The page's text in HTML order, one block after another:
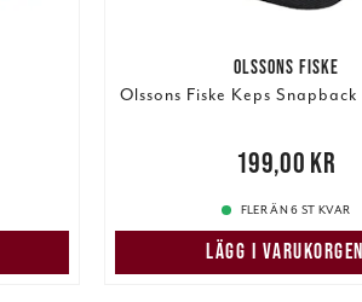
OLSSONS FISKE
Olssons Fiske Keps
199,00 kr199,00 kr
FLER ÄN 6 ST KVAR
LÄGG I VARUKORGEN